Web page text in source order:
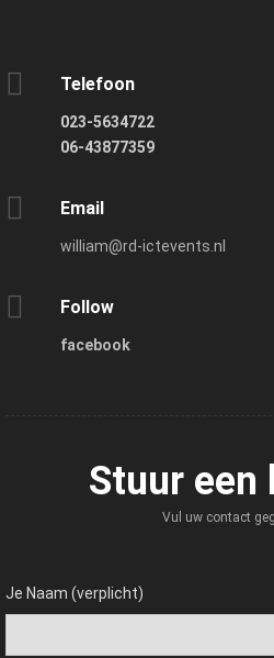
Telefoon
023-5634722
06-43877359
Email
william@rd-ictevents.nl
Follow
facebook
Stuur een
Vul uw contact
Je Naam (verplicht)